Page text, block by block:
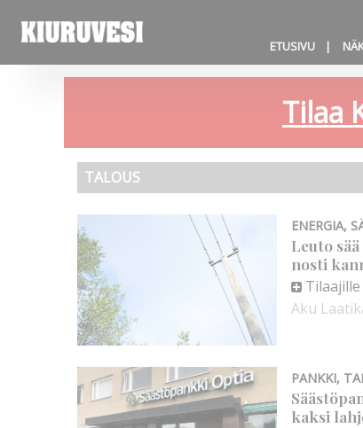
ETUSIVU
Tilaa
TALOUS
ENERGIA,
Leuto
nosti
Tilaajille
Aku
PANKKI,
kaksi